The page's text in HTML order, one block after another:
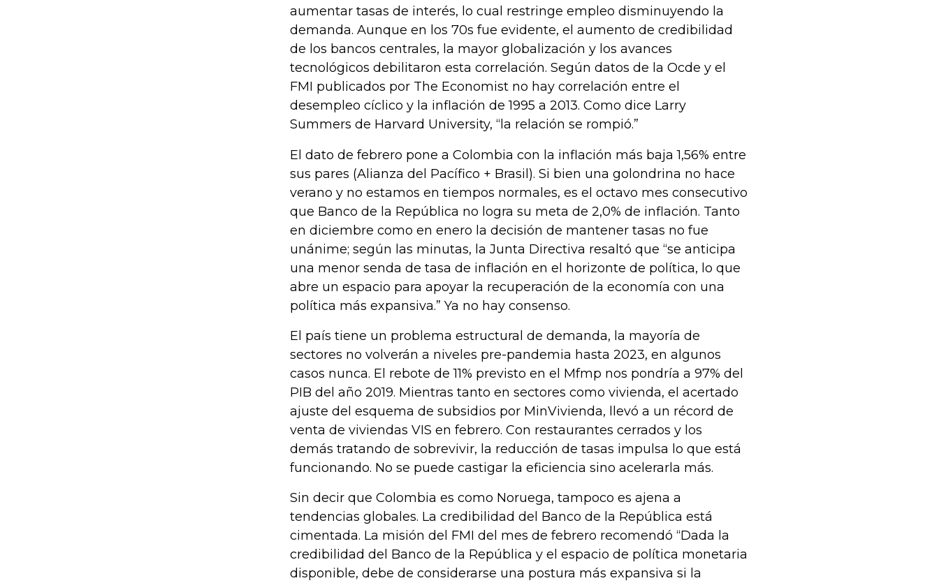
aumentar tasas de interés, lo cual restringe empleo disminuyendo la
demanda. Aunque en los 70s fue evidente, el aumento de credibilidad
de los bancos centrales, la mayor globalización y los avances
tecnológicos debilitaron esta correlación. Según datos de la Ocde y el
FMI publicados por The Economist no hay correlación entre el
desempleo cíclico y la inflación de 1995 a 2013. Como dice Larry
Summers de Harvard University, “la relación se rompió.”
El dato de febrero pone a Colombia con la inflación más baja 1,56% entre
sus pares (Alianza del Pacífico + Brasil). Si bien una golondrina no hace
verano y no estamos en tiempos normales, es el octavo mes consecutivo
que Banco de la República no logra su meta de 2,0% de inflación. Tanto
en diciembre como en enero la decisión de mantener tasas no fue
unánime; según las minutas, la Junta Directiva resaltó que “se anticipa
una menor senda de tasa de inflación en el horizonte de política, lo que
abre un espacio para apoyar la recuperación de la economía con una
política más expansiva.” Ya no hay consenso.
El país tiene un problema estructural de demanda, la mayoría de
sectores no volverán a niveles pre-pandemia hasta 2023, en algunos
casos nunca. El rebote de 11% previsto en el Mfmp nos pondría a 97% del
PIB del año 2019. Mientras tanto en sectores como vivienda, el acertado
ajuste del esquema de subsidios por MinVivienda, llevó a un récord de
venta de viviendas VIS en febrero. Con restaurantes cerrados y los
demás tratando de sobrevivir, la reducción de tasas impulsa lo que está
funcionando. No se puede castigar la eficiencia sino acelerarla más.
Sin decir que Colombia es como Noruega, tampoco es ajena a
tendencias globales. La credibilidad del Banco de la República está
cimentada. La misión del FMI del mes de febrero recomendó “Dada la
credibilidad del Banco de la República y el espacio de política monetaria
disponible, debe de considerarse una postura más expansiva si la